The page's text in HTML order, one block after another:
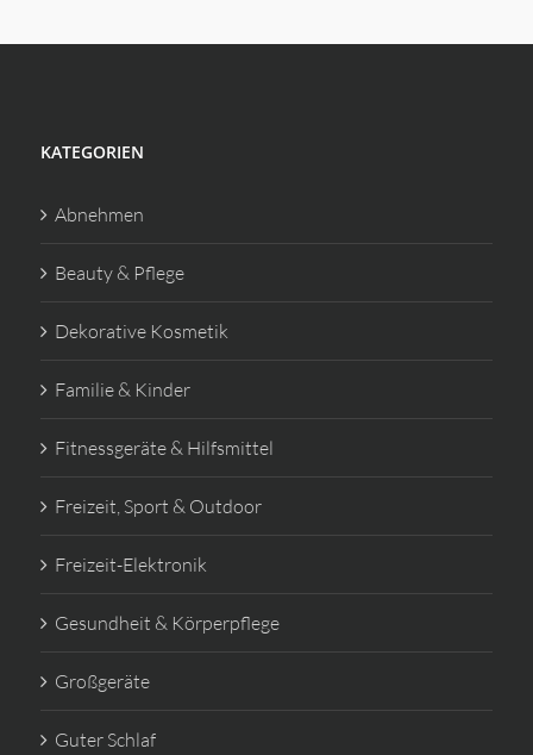
KATEGORIEN
Abnehmen
Beauty & Pflege
Dekorative Kosmetik
Familie & Kinder
Fitnessgeräte & Hilfsmittel
Freizeit, Sport & Outdoor
Freizeit-Elektronik
Gesundheit & Körperpflege
Großgeräte
Guter Schlaf